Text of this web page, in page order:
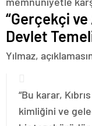
“Gerçekçi
Devlet
Yılmaz,
“Bu karar,
kimliğini ve